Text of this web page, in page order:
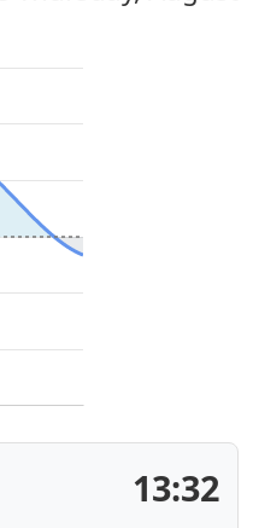
13:32